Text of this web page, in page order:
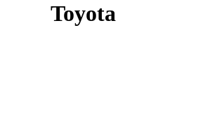
Toyota